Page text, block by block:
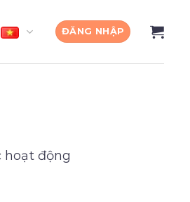
ĐĂNG NHẬP
hoạt động